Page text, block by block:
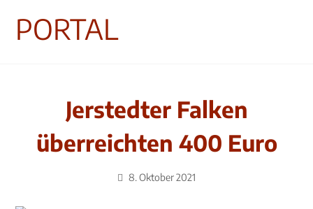
Jerstedter Falken
überreichten 400 Euro
8. Oktober 2021